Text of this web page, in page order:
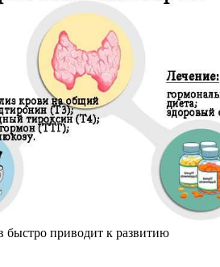
быстро приводит к развитию